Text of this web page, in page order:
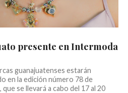
presente en Intermoda
guanajuatenses estarán
en la edición número 78 de
se llevará a cabo del 17 al 20